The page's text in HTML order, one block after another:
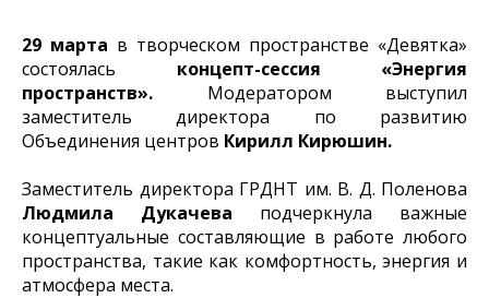
29 марта в творческом пространстве «Девятка»
состоялась концепт-сессия «Энергия
пространств». Модератором выступил
заместитель директора по развитию
Объединения центров Кирилл Кирюшин.
Заместитель директора ГРДНТ им. В. Д. Поленова
Людмила Дукачева подчеркнула важные
концептуальные составляющие в работе любого
пространства, такие как комфортность, энергия и
атмосфера места.